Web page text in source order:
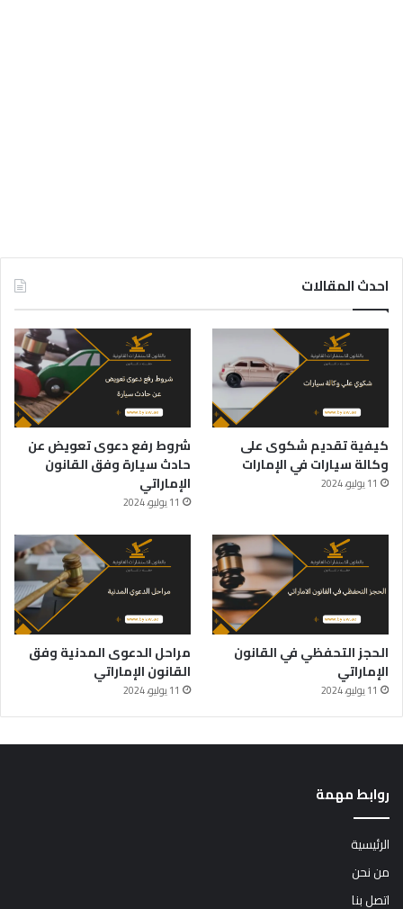
احدث المقالات
كيفية تقديم شكوى على
وكالة سيارات في الإمارات
11 يوليو، 2024
شروط رفع دعوى تعويض عن
حادث سيارة وفق القانون
الإماراتي
11 يوليو، 2024
الحجز التحفظي في القانون
الإماراتي
11 يوليو، 2024
مراحل الدعوى المدنية وفق
القانون الإماراتي
11 يوليو، 2024
روابط مهمة
الرئيسية
من نحن
اتصل بنا